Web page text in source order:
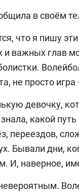
в своём
что я пишу
и важных глав
не просто
девочку,
какой
переездов,
Бывали дни,
И, наверное,